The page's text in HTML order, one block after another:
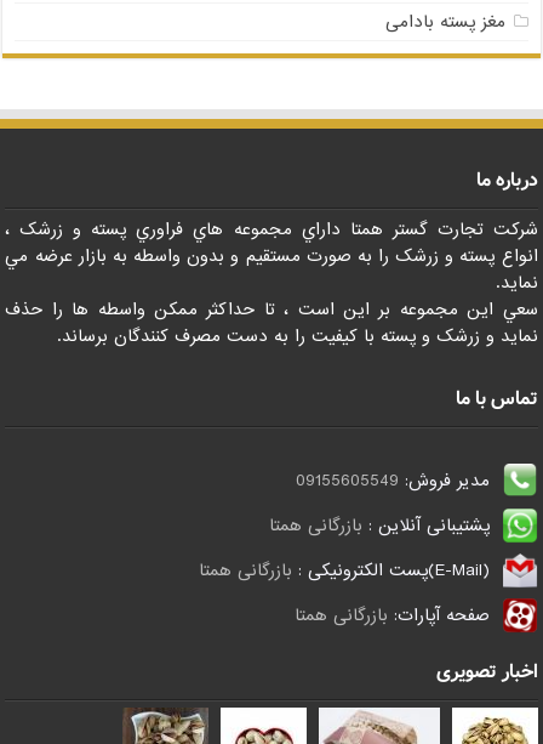
مغز پسته بادامی
درباره ما
شرکت تجارت گستر همتا داراي مجموعه هاي فراوري پسته و زرشک ،
انواع پسته و زرشک را به صورت مستقيم و بدون واسطه به بازار عرضه مي
نمايد.
سعي اين مجموعه بر اين است ، تا حداکثر ممکن واسطه ها را حذف
نمايد و زرشک و پسته با کيفيت را به دست مصرف کنندگان برساند.
تماس با ما
مدیر فروش: 09155605549
پشتیبانی آنلاین : بازرگانی همتا
(E-Mail)پست الکترونیکی :
بازرگانی همتا
صفحه آپارات: بازرگانی همتا
اخبار تصویری